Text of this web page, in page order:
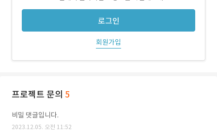
로그인
회원가입
프로젝트 문의 5
비밀 댓글입니다.
2023.12.05. 오전 11:52